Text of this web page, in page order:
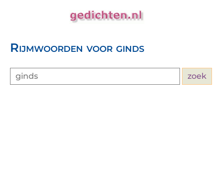
Rijmwoorden voor ginds